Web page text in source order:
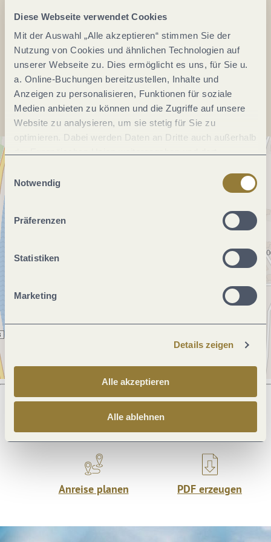
Diese Webseite verwendet Cookies
Mit der Auswahl „Alle akzeptieren“ stimmen Sie der
Nutzung von Cookies und ähnlichen Technologien auf
unserer Webseite zu. Dies ermöglicht es uns, für Sie u.
a. Online-Buchungen bereitzustellen, Inhalte und
Anzeigen zu personalisieren, Funktionen für soziale
Medien anbieten zu können und die Zugriffe auf unsere
Website zu analysieren, um sie stetig für Sie zu
optimieren. Dabei werden Daten an Dritte auch außerhalb
jederzeit widerrufen werden. Mit der Auswahl "Alle
ablehnen" kann es zu Beeinträchtigungen in der Nutzung
Notwendig
Präferenzen
Statistiken
Marketing
Details zeigen
Alle akzeptieren
Alle ablehnen
E-Mail:info@neumagen-dhron.de
Webseite:www.neumagen-dhron.de
Anreise planen
Anreise planen PDF erzeugen